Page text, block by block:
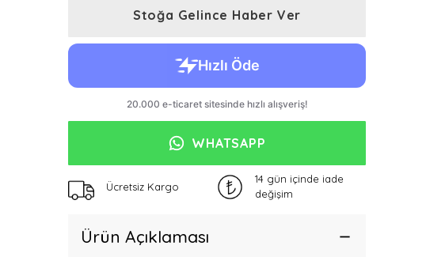
Stoğa Gelince Haber Ver
WHATSAPP
Ücretsiz Kargo
14 gün içinde iade
değişim
Ürün Açıklaması